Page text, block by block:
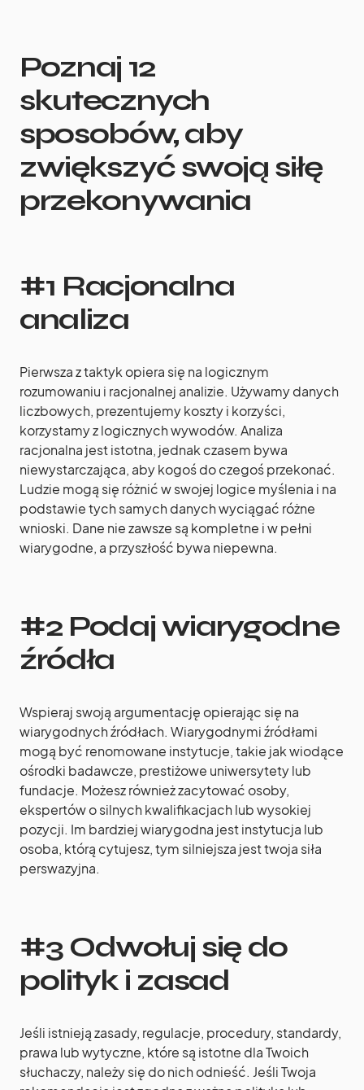
Poznaj 12
skutecznych
sposobów, aby
zwiększyć swoją siłę
przekonywania
#1 Racjonalna
analiza
Pierwsza z taktyk opiera się na logicznym
rozumowaniu i racjonalnej analizie. Używamy danych
liczbowych, prezentujemy koszty i korzyści,
korzystamy z logicznych wywodów. Analiza
racjonalna jest istotna, jednak czasem bywa
niewystarczająca, aby kogoś do czegoś przekonać.
Ludzie mogą się różnić w swojej logice myślenia i na
podstawie tych samych danych wyciągać różne
wnioski. Dane nie zawsze są kompletne i w pełni
wiarygodne, a przyszłość bywa niepewna.
#2 Podaj wiarygodne
źródła
Wspieraj swoją argumentację opierając się na
wiarygodnych źródłach. Wiarygodnymi źródłami
mogą być renomowane instytucje, takie jak wiodące
ośrodki badawcze, prestiżowe uniwersytety lub
fundacje. Możesz również zacytować osoby,
ekspertów o silnych kwalifikacjach lub wysokiej
pozycji. Im bardziej wiarygodna jest instytucja lub
osoba, którą cytujesz, tym silniejsza jest twoja siła
perswazyjna.
#3 Odwołuj się do
polityk i zasad
Jeśli istnieją zasady, regulacje, procedury, standardy,
prawa lub wytyczne, które są istotne dla Twoich
słuchaczy, należy się do nich odnieść. Jeśli Twoja